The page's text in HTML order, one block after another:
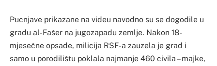
Pucnjave prikazane na videu navodno su se dogodile u
gradu al-Fašer na jugozapadu zemlje. Nakon 18-
mjesečne opsade, milicija RSF-a zauzela je grad i
samo u porodilištu poklala najmanje 460 civila – majke,